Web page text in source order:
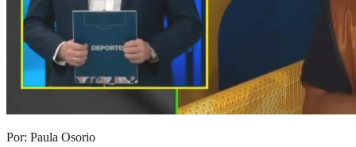
Por: Paula Osorio